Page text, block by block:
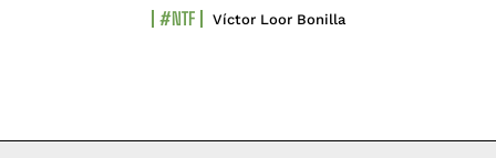
#NTF Víctor Loor Bonilla